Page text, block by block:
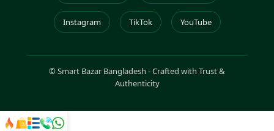
Instagram TikTok YouTube
©Smart Bazar Bangladesh - Crafted with Trust &
Authenticity